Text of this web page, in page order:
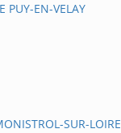
PUY-EN-VELAY
SUR-LOIRE